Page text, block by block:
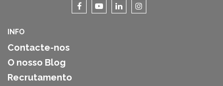
INFO
Contacte-nos
O nosso Blog
Recrutamento